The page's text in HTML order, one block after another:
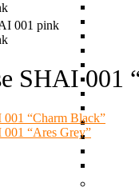
SHAI 001
“Charm Black”
“Ares Grey”